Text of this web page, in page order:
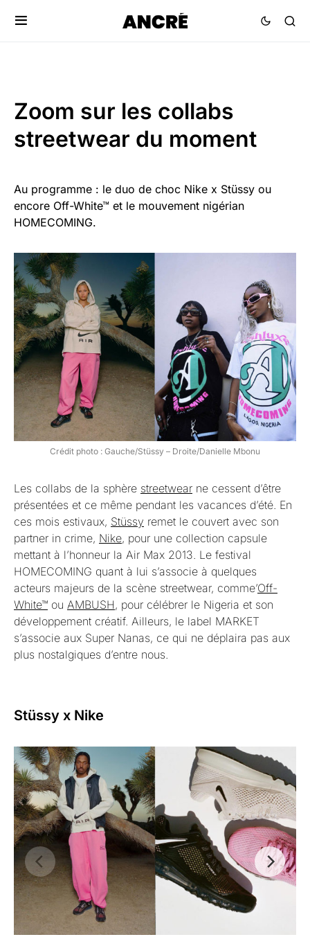
Zoom sur les collabs
streetwear du moment
Au programme : le duo de choc Nike x Stüssy ou
encore Off-White™ et le mouvement nigérian
HOMECOMING.
Crédit photo : Gauche/Stüssy – Droite/Danielle Mbonu
Les collabs de la sphère streetwear ne cessent d’être
présentées et ce même pendant les vacances d’été. En
ces mois estivaux, Stüssy remet le couvert avec son
partner in crime, Nike, pour une collection capsule
mettant à l’honneur la Air Max 2013. Le festival
HOMECOMING quant à lui s’associe à quelques
acteurs majeurs de la scène streetwear, comme’Off-
White™ ou AMBUSH, pour célébrer le Nigeria et son
développement créatif. Ailleurs, le label MARKET
s’associe aux Super Nanas, ce qui ne déplaira pas aux
plus nostalgiques d’entre nous.
Stüssy x Nike